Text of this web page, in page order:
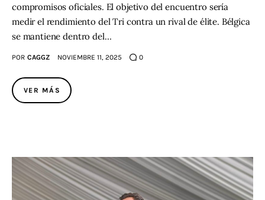
compromisos oficiales. El objetivo del encuentro sería
medir el rendimiento del Tri contra un rival de élite. Bélgica
se mantiene dentro del…
POR CAGGZ NOVIEMBRE 11, 2025 0
VER MÁS